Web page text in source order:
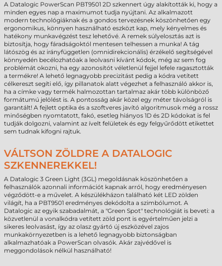
A Datalogic PowerScan PBT9501 2D szkennert úgy alakították ki, hogy a
minden egyes nap a maximumot tudja nyújtani. Az alkalmazott
modern technológiáknak és a gondos tervezésnek köszönhetően egy
ergonomikus, könnyen használható eszközt kap, mely kényelmes és
hatékony munkavégzést tesz lehetővé. A remek súlyelosztás azt is
biztosítja, hogy fáradságoktól mentesen telhessen a munka! A tág
látószög és az irányfüggetlen (omnidirekcionális) érzékelő segítségével
könnyedén becélozhatóak a leolvasni kívánt kódok, még az sem fog
problémát okozni, ha egy azonosítót véletlenül fejjel lefele ragasztották
a termékre! A lehető legnagyobb precizitást pedig a kódra vetített
célkereszt segíti elő, így pillanatok alatt végezhet a felhasználó akkor is,
ha a címke vagy termék halmozottan tartalmaz akár több különböző
formátumú jelölést is. A pontosság akár közel egy méter távolságról is
garantált! A fejlett optika és a szoftveres javító algoritmusok még a rossz
minőségben nyomtatott, fakó, esetleg hiányos 1D és 2D kódokat is fel
tudják dolgozni, valamint az ívelt felületek és egy felgyűrődött etikettet
sem tudnak kifogni rajtuk.
VÁLTSON ZÖLDRE A DATALOGIC
SZKENNEREKKEL!
A Datalogic 3 Green Light (3GL) megoldásnak köszönhetően a
felhasználók azonnali információt kapnak arról, hogy eredményesen
végződött-e a művelet. A készülékházon található két LED zölden
világít, ha a PBT9501 eredményes dekódolta a szimbólumot. A
Datalogic az egyik szabadalmát, a "Green Spot" technológiát is beveti: a
közvetlenül a vonalkódra vetített zöld pont is egyértelműen jelzi a
sikeres leolvasást, így az olasz gyártó új eszközével zajos
munkakörnyezetben is a lehető legnagyobb biztonságban
alkalmazhatóak a PowerScan olvasók. Akár zajvédővel is
meggondolások nélkül használható!